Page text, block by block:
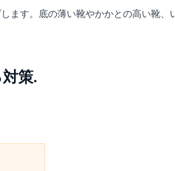
ます。底の薄い靴やかかとの高い靴
策.